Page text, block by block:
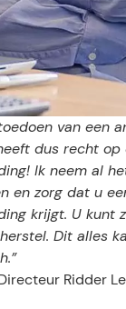
van een
dus recht op
Ik neem al
en zorg dat u
krijgt. U kunt
Dit alles
Ridder